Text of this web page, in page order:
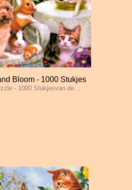
Bloom - 1000 Stukjes
- 1000 Stukjesvan de…